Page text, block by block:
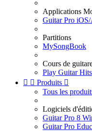
Applications
Guitar Pro
Partitions
MySongBook
Cours de
Play Guitar Hits
  Produits 
Tous les
Logiciels
Guitar Pro 8
Guitar Pro